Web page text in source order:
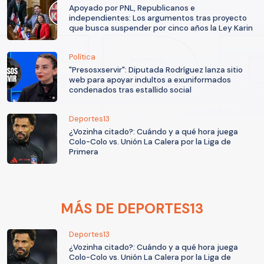
Apoyado por PNL, Republicanos e
independientes: Los argumentos tras proyecto
que busca suspender por cinco años la Ley Karin
Política
"Presosxservir": Diputada Rodríguez lanza sitio
web para apoyar indultos a exuniformados
condenados tras estallido social
Deportes13
¿Vozinha citado?: Cuándo y a qué hora juega
Colo-Colo vs. Unión La Calera por la Liga de
Primera
MÁS DE DEPORTES13
Deportes13
¿Vozinha citado?: Cuándo y a qué hora juega
Colo-Colo vs. Unión La Calera por la Liga de